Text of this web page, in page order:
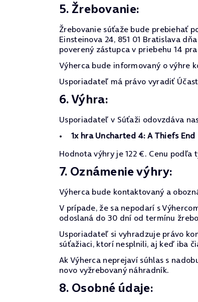
5. Žrebovanie:
Žrebovanie súťaže bude prebiehať
Einsteinova 24, 851 01 Bratislava
poverený zástupca v priebehu 14
Výherca bude informovaný o výhre
Usporiadateľ má právo vyradiť
6. Výhra:
Usporiadateľ v Súťaži odovzdáva
1x hra Uncharted 4: A Thiefs End
Hodnota výhry je 122 €. Cenu
7. Oznámenie výhry:
Výherca bude kontaktovaný a
V prípade, že sa nepodarí s
odoslaná do 30 dní od termínu
Usporiadateľ si vyhradzuje právo
súťažiaci, ktorí nesplnili, aj keď iba
Ak Výherca neprejaví súhlas s
novo vyžrebovaný náhradník.
8. Osobné údaje: